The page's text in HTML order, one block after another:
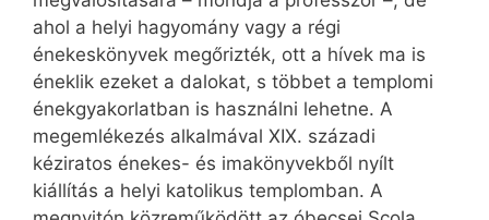
ahol a helyi hagyomány vagy a régi
énekeskönyvek megőrizték, ott a hívek ma is
éneklik ezeket a dalokat, s többet a templomi
énekgyakorlatban is használni lehetne. A
megemlékezés alkalmával XIX. századi
kéziratos énekes- és imakönyvekből nyílt
kiállítás a helyi katolikus templomban. A